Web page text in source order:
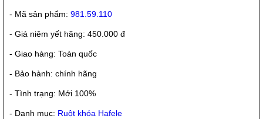
- Mã sản phẩm: 981.59.110
- Giá niêm yết hãng: 450.000 đ
- Giao hàng: Toàn quốc
- Bảo hành: chính hãng
- Tình trạng: Mới 100%
- Danh mục: Ruột khóa Hafele